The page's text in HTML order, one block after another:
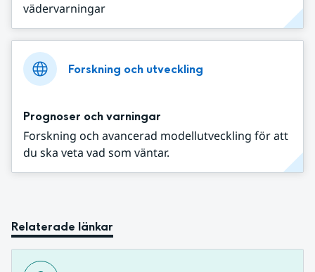
vädervarningar
Forskning och utveckling
Prognoser och varningar
Forskning och avancerad modellutveckling för att
du ska veta vad som väntar.
Relaterade länkar